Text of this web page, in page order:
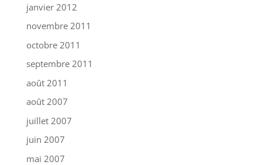
janvier 2012
novembre 2011
octobre 2011
septembre 2011
août 2011
août 2007
juillet 2007
juin 2007
mai 2007